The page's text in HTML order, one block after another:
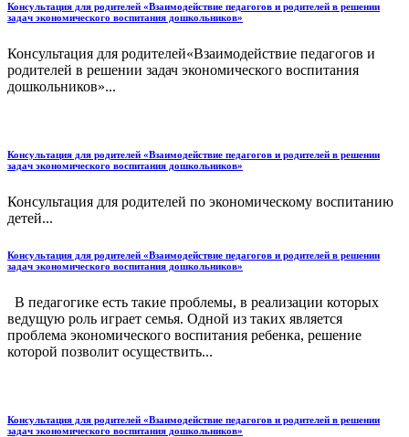
Консультация для родителей «Взаимодействие педагогов и родителей в решении
задач экономического воспитания дошкольников»
Консультация для родителей«Взаимодействие педагогов и
родителей в решении задач экономического воспитания
дошкольников»...
Консультация для родителей «Взаимодействие педагогов и родителей в решении
задач экономического воспитания дошкольников»
Консультация для родителей по экономическому воспитанию
детей...
Консультация для родителей «Взаимодействие педагогов и родителей в решении
задач экономического воспитания дошкольников»
В педагогике есть такие проблемы, в реализации которых
ведущую роль играет семья. Одной из таких является
проблема экономического воспитания ребенка, решение
которой позволит осуществить...
Консультация для родителей «Взаимодействие педагогов и родителей в решении
задач экономического воспитания дошкольников»